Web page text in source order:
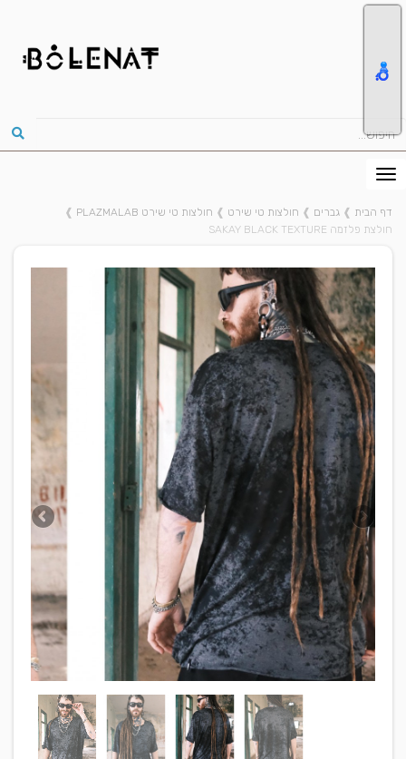
דף הבית ❱ גברים ❱ חולצות טי שירט ❱ חולצות טי שירט PLAZMALAB
❱
חולצת פלזמה SAKAY BLACK TEXTURE